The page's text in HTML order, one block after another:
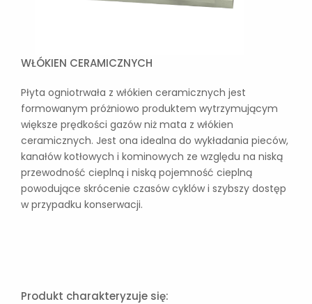
WŁÓKIEN CERAMICZNYCH
Płyta ogniotrwała z włókien ceramicznych jest
formowanym próżniowo produktem wytrzymującym
większe prędkości gazów niż mata z włókien
ceramicznych. Jest ona idealna do wykładania pieców,
kanałów kotłowych i kominowych ze względu na niską
przewodność cieplną i niską pojemność cieplną
powodujące skrócenie czasów cyklów i szybszy dostęp
w przypadku konserwacji.
Produkt charakteryzuje się: